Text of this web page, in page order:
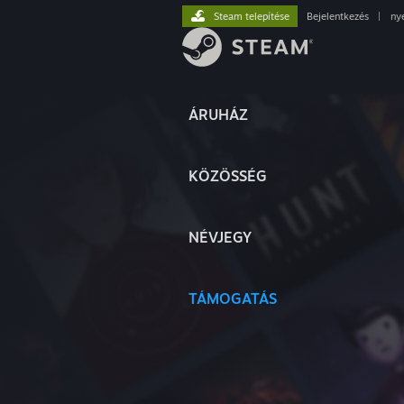
ÁRUHÁZ
KÖZÖSSÉG
NÉVJEGY
TÁMOGATÁS
Steam telepítése Bejelentkezés